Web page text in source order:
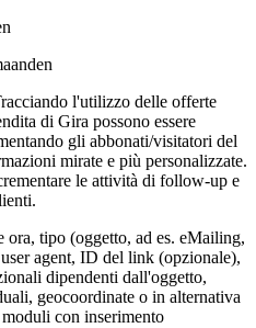
l'utilizzo delle offerte
di Gira possono essere
gli abbonati/visitatori del
mirate e più personalizzate.
le attività di follow-up e
ora, tipo (oggetto, ad es. eMailing,
agent, ID del link (opzionale),
dipendenti dall'oggetto,
geocoordinate o in alternativa
con inserimento